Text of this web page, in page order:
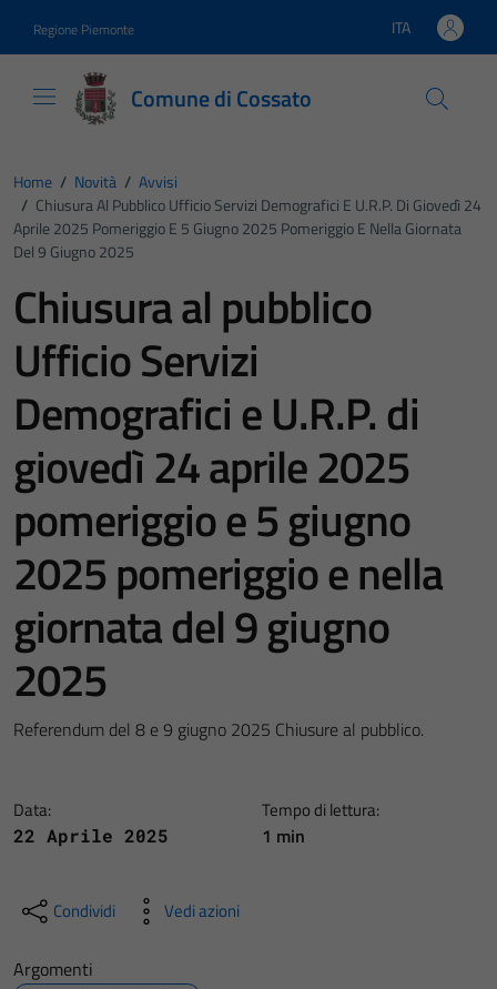
Regione Piemonte Lingua attiva:
ITA
Comune di Cossato
Home / Novità / Avvisi
/ Chiusura Al Pubblico Ufficio Servizi Demografici E U.R.P. Di Giovedì 24
Aprile 2025 Pomeriggio E 5 Giugno 2025 Pomeriggio E Nella Giornata
Del 9 Giugno 2025
Chiusura al pubblico
Ufficio Servizi
Demografici e U.R.P. di
giovedì 24 aprile 2025
pomeriggio e 5 giugno
2025 pomeriggio e nella
giornata del 9 giugno
2025
Referendum del 8 e 9 giugno 2025 Chiusure al pubblico.
Data:
22 Aprile 2025
Tempo di lettura:
1 min
Condividi Vedi azioni
Argomenti